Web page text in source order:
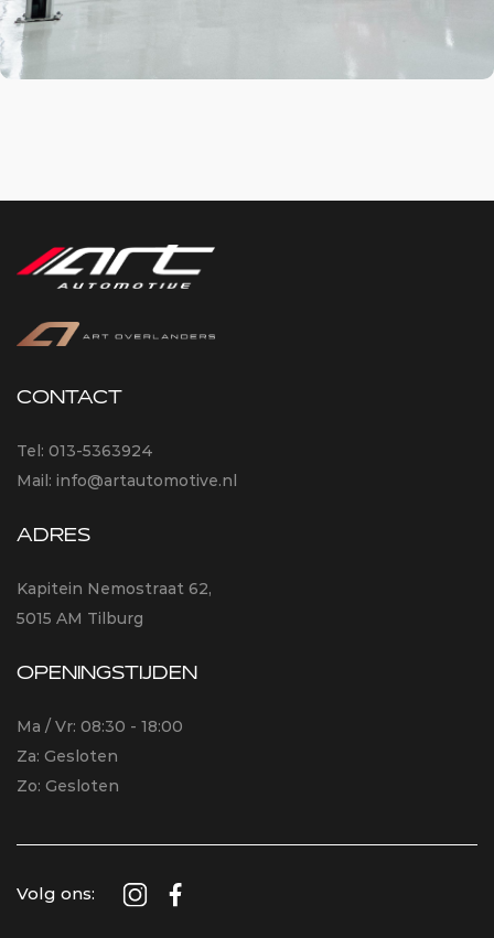
CONTACT
Tel: 013-5363924
Mail: info@artautomotive.nl
ADRES
Kapitein Nemostraat 62,
5015 AM Tilburg
OPENINGSTIJDEN
Ma / Vr: 08:30 - 18:00
Za: Gesloten
Zo: Gesloten
Volg ons: